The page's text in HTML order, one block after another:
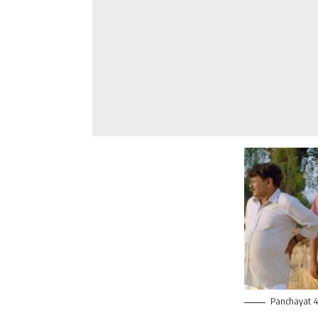
Panchayat 4